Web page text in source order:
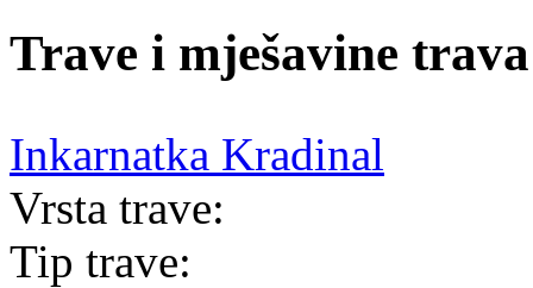
Trave i mješavine trava
Inkarnatka Kradinal
Vrsta trave:
Tip trave: